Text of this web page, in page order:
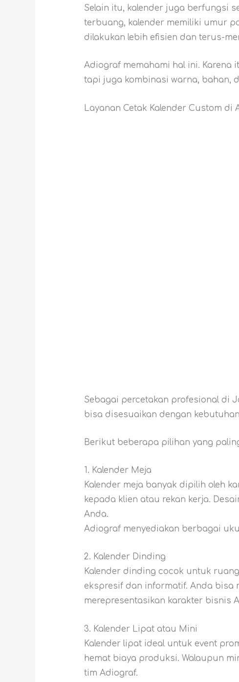
Selain itu, kalender juga berfungsi
terbuang, kalender memiliki umur
dilakukan lebih efisien dan terus-
Adiograf memahami hal ini. Karena
tapi juga kombinasi warna, bahan,
Layanan Cetak Kalender Custom di
Sebagai percetakan profesional di
bisa disesuaikan dengan
Berikut beberapa pilihan yang
1. Kalender Meja
Kalender meja banyak dipilih oleh
kepada klien atau rekan kerja.
Anda.
Adiograf menyediakan berbagai
2. Kalender Dinding
Kalender dinding cocok untuk
ekspresif dan informatif. Anda bisa
merepresentasikan karakter bisnis
3. Kalender Lipat atau Mini
Kalender lipat ideal untuk event
hemat biaya produksi. Walaupun
tim Adiograf.